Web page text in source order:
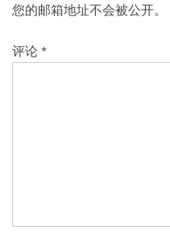
您的邮箱地址不会被公开。
评论 *